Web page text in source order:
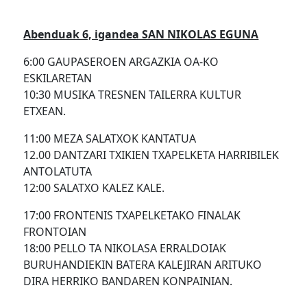
Abenduak 6, igandea SAN NIKOLAS EGUNA
6:00 GAUPASEROEN ARGAZKIA OA-KO
ESKILARETAN
10:30 MUSIKA TRESNEN TAILERRA KULTUR
ETXEAN.
11:00 MEZA SALATXOK KANTATUA
12.00 DANTZARI TXIKIEN TXAPELKETA HARRIBILEK
ANTOLATUTA
12:00 SALATXO KALEZ KALE.
17:00 FRONTENIS TXAPELKETAKO FINALAK
FRONTOIAN
18:00 PELLO TA NIKOLASA ERRALDOIAK
BURUHANDIEKIN BATERA KALEJIRAN ARITUKO
DIRA HERRIKO BANDAREN KONPAINIAN.